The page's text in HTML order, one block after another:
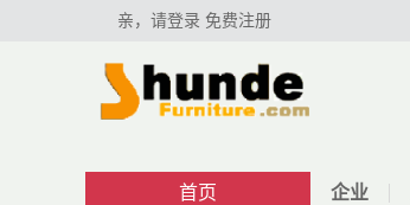
亲，请登录 免费注册
首页 企业